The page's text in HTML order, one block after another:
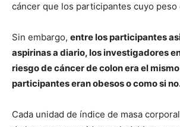
cáncer que los participantes cuyo peso
Sin embargo, entre los participantes
aspirinas a diario, los investigadores
riesgo de cáncer de colon era el
participantes eran obesos o como si
Cada unidad de índice de masa